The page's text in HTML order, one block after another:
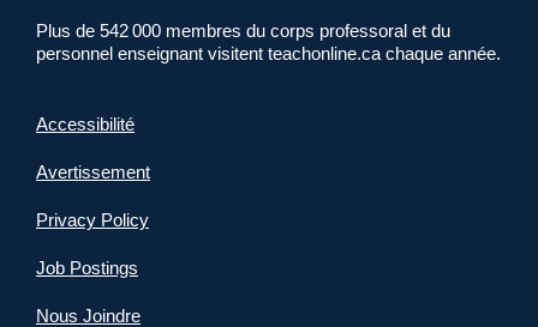
Plus de 542 000 membres du corps professoral et du
personnel enseignant visitent teachonline.ca chaque année.
Accessibilité
Avertissement
Privacy Policy
Job Postings
Nous Joindre